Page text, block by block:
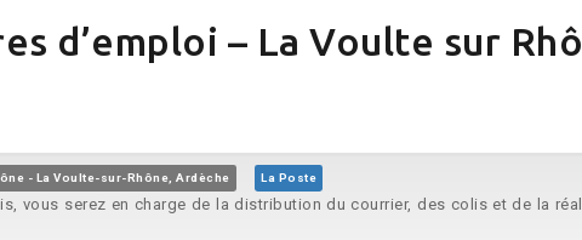
d’emploi – La Voulte sur
- La Voulte-sur-Rhône, Ardèche La Poste
vous serez en charge de la distribution du courrier, des colis et de la